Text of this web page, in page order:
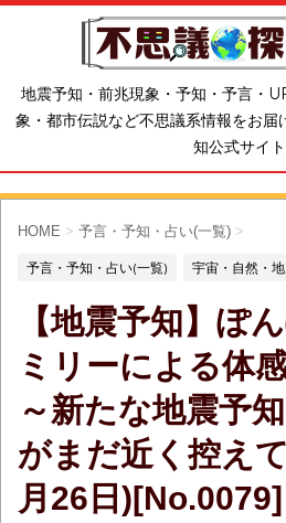
地震予知・前兆現象・予知・予言・
象・都市伝説など不思議系情報をお
知公式サイト
HOME > 予言・予知・占い(一覧) >
予言・予知・占い(一覧) 宇宙・自然・
【地震予知】ぽ
ミリーによる体
～新たな地震予
がまだ近く控え
月26日)[No.0079]